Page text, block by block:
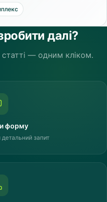
далі?
статті — одним кліком.
форму
детальний запит